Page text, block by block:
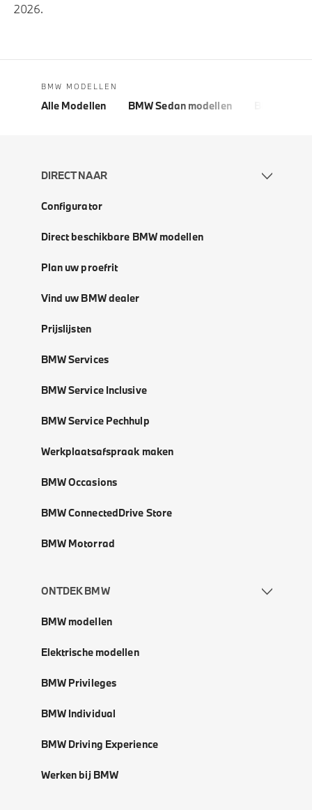
2026.
BMW MODELLEN
Alle Modellen BMW Sedan modellen
DIRECT NAAR
Configurator
Direct beschikbare BMW modellen
Plan uw proefrit
Vind uw BMW dealer
Prijslijsten
BMW Services
BMW Service Inclusive
BMW Service Pechhulp
Werkplaatsafspraak maken
BMW Occasions
BMW ConnectedDrive Store
BMW Motorrad
ONTDEK BMW
BMW modellen
Elektrische modellen
BMW Privileges
BMW Individual
BMW Driving Experience
Werken bij BMW